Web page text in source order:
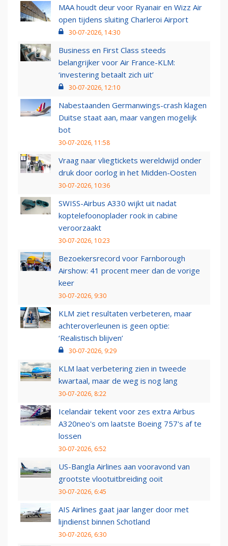
MAA houdt deur voor Ryanair en Wizz Air
open tijdens sluiting Charleroi Airport
30-07-2026, 14:30
Business en First Class steeds
belangrijker voor Air France-KLM:
‘investering betaalt zich uit’
30-07-2026, 12:10
Nabestaanden Germanwings-crash klagen
Duitse staat aan, maar vangen mogelijk
bot
30-07-2026, 11:58
Vraag naar vliegtickets wereldwijd onder
druk door oorlog in het Midden-Oosten
30-07-2026, 10:36
SWISS-Airbus A330 wijkt uit nadat
koptelefoonoplader rook in cabine
veroorzaakt
30-07-2026, 10:23
Bezoekersrecord voor Farnborough
Airshow: 41 procent meer dan de vorige
keer
30-07-2026, 9:30
KLM ziet resultaten verbeteren, maar
achteroverleunen is geen optie:
‘Realistisch blijven’
30-07-2026, 9:29
KLM laat verbetering zien in tweede
kwartaal, maar de weg is nog lang
30-07-2026, 8:22
Icelandair tekent voor zes extra Airbus
A320neo's om laatste Boeing 757's af te
lossen
30-07-2026, 6:52
US-Bangla Airlines aan vooravond van
grootste vlootuitbreiding ooit
30-07-2026, 6:45
AIS Airlines gaat jaar langer door met
lijndienst binnen Schotland
30-07-2026, 6:30